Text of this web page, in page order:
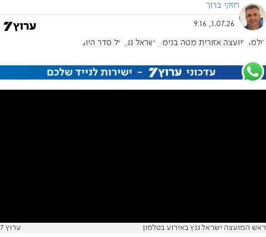
חזקי ברוך
1.07.26, 9:16
טלמון מועצה אזורית מטה בנימין ישראל גנץ על סדר היום
ראש המועצה ישראל גנץ באירוע בטלמון ערוץ 7